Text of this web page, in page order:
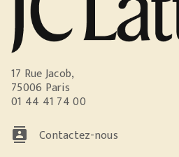
17 Rue Jacob,
75006 Paris
01 44 41 74 00
contacts Contactez-nous